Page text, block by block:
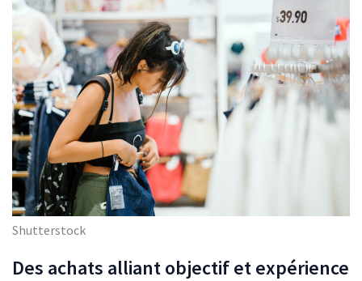
Shutterstock
Des achats alliant objectif et expérience